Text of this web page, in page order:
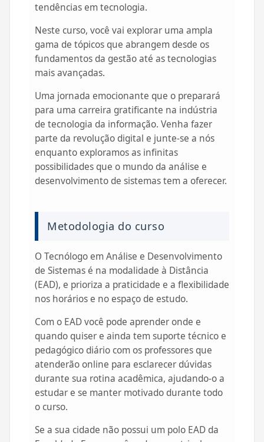
tendências em tecnologia.
Neste curso, você vai explorar uma ampla
gama de tópicos que abrangem desde os
fundamentos da gestão até as tecnologias
mais avançadas.
Uma jornada emocionante que o preparará
para uma carreira gratificante na indústria
de tecnologia da informação. Venha fazer
parte da revolução digital e junte-se a nós
enquanto exploramos as infinitas
possibilidades que o mundo da análise e
desenvolvimento de sistemas tem a oferecer.
Metodologia do curso
O Tecnólogo em Análise e Desenvolvimento
de Sistemas é na modalidade à Distância
(EAD), e prioriza a praticidade e a flexibilidade
nos horários e no espaço de estudo.
Com o EAD você pode aprender onde e
quando quiser e ainda tem suporte técnico e
pedagógico diário com os professores que
atenderão online para esclarecer dúvidas
durante sua rotina acadêmica, ajudando-o a
estudar e se manter motivado durante todo
o curso.
Se a sua cidade não possui um polo EAD da